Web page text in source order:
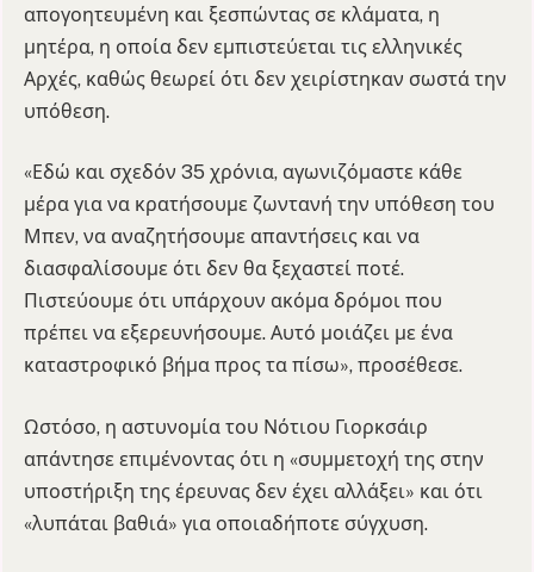
απογοητευμένη και ξεσπώντας σε κλάματα, η
μητέρα, η οποία δεν εμπιστεύεται τις ελληνικές
Αρχές, καθώς θεωρεί ότι δεν χειρίστηκαν σωστά την
υπόθεση.
«Εδώ και σχεδόν 35 χρόνια, αγωνιζόμαστε κάθε
μέρα για να κρατήσουμε ζωντανή την υπόθεση του
Μπεν, να αναζητήσουμε απαντήσεις και να
διασφαλίσουμε ότι δεν θα ξεχαστεί ποτέ.
Πιστεύουμε ότι υπάρχουν ακόμα δρόμοι που
πρέπει να εξερευνήσουμε. Αυτό μοιάζει με ένα
καταστροφικό βήμα προς τα πίσω», προσέθεσε.
Ωστόσο, η αστυνομία του Νότιου Γιορκσάιρ
απάντησε επιμένοντας ότι η «συμμετοχή της στην
υποστήριξη της έρευνας δεν έχει αλλάξει» και ότι
«λυπάται βαθιά» για οποιαδήποτε σύγχυση.